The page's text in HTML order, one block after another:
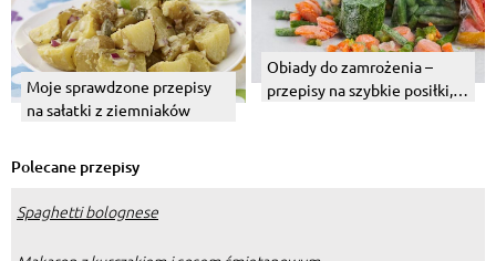
Moje sprawdzone przepisy
na sałatki z ziemniaków
Obiady do zamrożenia –
przepisy na szybkie posiłki,
Polecane przepisy
Spaghetti bolognese